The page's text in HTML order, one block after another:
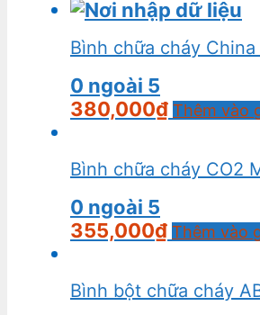
Bình chữa cháy
0 ngoài 5
380,000₫ Thêm vào
Bình chữa cháy CO2
0 ngoài 5
355,000₫ Thêm vào
Bình bột chữa cháy